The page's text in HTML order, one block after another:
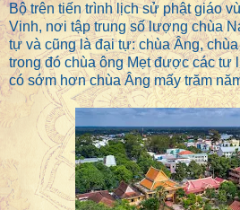
Bộ trên tiến trình lịch sử phật giáo
Vinh, nơi tập trung số lượng chùa
tự và cũng là đại tự: chùa Âng,
trong đó chùa ông Mẹt được các tư
có sớm hơn chùa Âng mấy trăm